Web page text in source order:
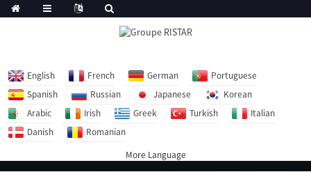
English French German
Portuguese
Spanish
Russian Japanese
Korean
Arabic
Irish Greek Turkish
Italian
Danish
Romanian
More Language